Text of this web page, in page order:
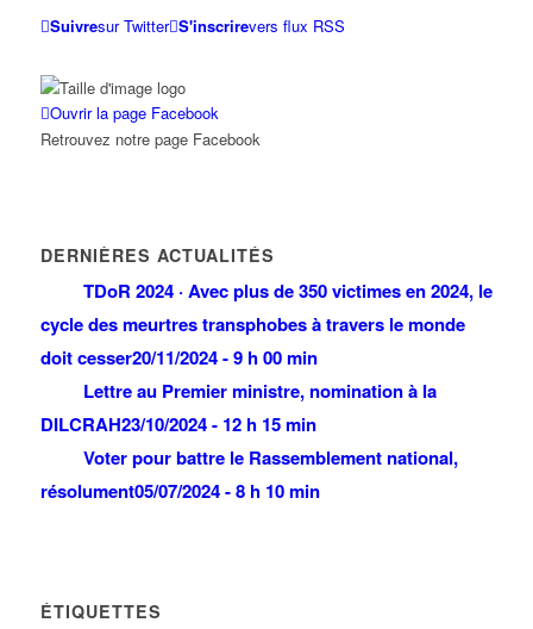
Suivresur Twitter S'inscrirevers flux RSS
Ouvrir la page Facebook
Retrouvez notre page Facebook
DERNIÈRES ACTUALITÉS
TDoR 2024 · Avec plus de 350 victimes en 2024, le
cycle des meurtres transphobes à travers le monde
doit cesser20/11/2024 - 9 h 00 min
Lettre au Premier ministre, nomination à la
DILCRAH23/10/2024 - 12 h 15 min
Voter pour battre le Rassemblement national,
résolument05/07/2024 - 8 h 10 min
ÉTIQUETTES